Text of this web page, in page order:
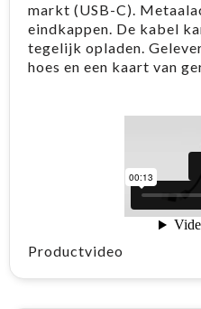
markt (USB-C).
eindkappen. De kabel
tegelijk opladen.
hoes en een kaart van
Productvideo